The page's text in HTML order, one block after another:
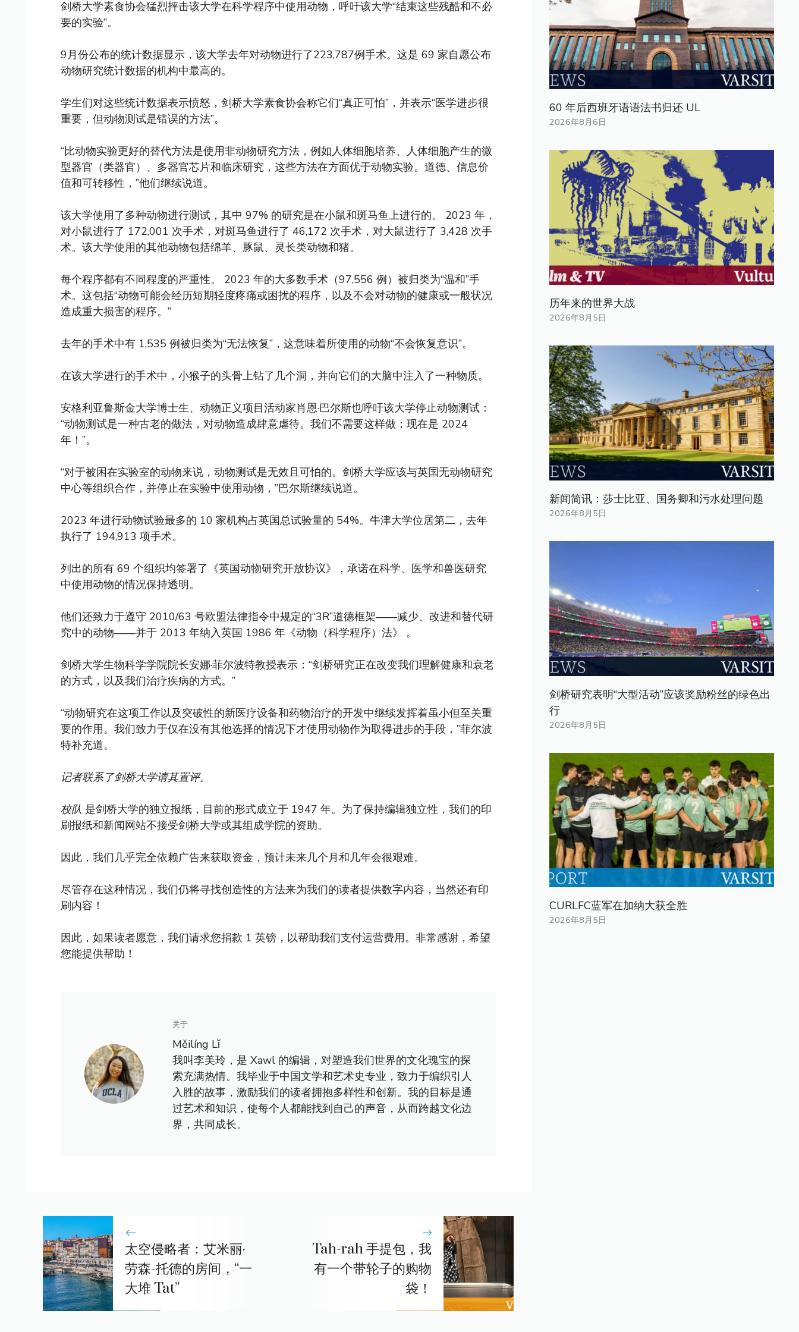
剑桥大学素食协会猛烈抨击该大学在科学程序中使用动物，呼吁该大学“结束这些残酷和不必
要的实验”。
9月份公布的统计数据显示，该大学去年对动物进行了223,787例手术。这是 69 家自愿公布
动物研究统计数据的机构中最高的。
学生们对这些统计数据表示愤怒，剑桥大学素食协会称它们“真正可怕”，并表示“医学进步很
重要，但动物测试是错误的方法”。
“比动物实验更好的替代方法是使用非动物研究方法，例如人体细胞培养、人体细胞产生的微
型器官（类器官）、多器官芯片和临床研究，这些方法在方面优于动物实验。道德、信息价
值和可转移性，”他们继续说道。
该大学使用了多种动物进行测试，其中 97% 的研究是在小鼠和斑马鱼上进行的。 2023 年，
对小鼠进行了 172,001 次手术，对斑马鱼进行了 46,172 次手术，对大鼠进行了 3,428 次手
术。该大学使用的其他动物包括绵羊、豚鼠、灵长类动物和猪。
每个程序都有不同程度的严重性。 2023 年的大多数手术（97,556 例）被归类为“温和”手
术。这包括“动物可能会经历短期轻度疼痛或困扰的程序，以及不会对动物的健康或一般状况
造成重大损害的程序。”
去年的手术中有 1,535 例被归类为“无法恢复”，这意味着所使用的动物“不会恢复意识”。
在该大学进行的手术中，小猴子的头骨上钻了几个洞，并向它们的大脑中注入了一种物质。
安格利亚鲁斯金大学博士生、动物正义项目活动家肖恩·巴尔斯也呼吁该大学停止动物测试：
“动物测试是一种古老的做法，对动物造成肆意虐待。我们不需要这样做；现在是 2024
年！”。
“对于被困在实验室的动物来说，动物测试是无效且可怕的。剑桥大学应该与英国无动物研究
中心等组织合作，并停止在实验中使用动物，”巴尔斯继续说道。
2023 年进行动物试验最多的 10 家机构占英国总试验量的 54%。牛津大学位居第二，去年
执行了 194,913 项手术。
列出的所有 69 个组织均签署了《英国动物研究开放协议》，承诺在科学、医学和兽医研究
中使用动物的情况保持透明。
他们还致力于遵守 2010/63 号欧盟法律指令中规定的“3R”道德框架——减少、改进和替代研
究中的动物——并于 2013 年纳入英国 1986 年《动物（科学程序）法》 。
剑桥大学生物科学学院院长安娜·菲尔波特教授表示：“剑桥研究正在改变我们理解健康和衰老
的方式，以及我们治疗疾病的方式。”
“动物研究在这项工作以及突破性的新医疗设备和药物治疗的开发中继续发挥着虽小但至关重
要的作用。我们致力于仅在没有其他选择的情况下才使用动物作为取得进步的手段，”菲尔波
特补充道。
记者联系了剑桥大学请其置评。
校队 是剑桥大学的独立报纸，目前的形式成立于 1947 年。为了保持编辑独立性，我们的印
刷报纸和新闻网站不接受剑桥大学或其组成学院的资助。
因此，我们几乎完全依赖广告来获取资金，预计未来几个月和几年会很艰难。
尽管存在这种情况，我们仍将寻找创造性的方法来为我们的读者提供数字内容，当然还有印
刷内容！
因此，如果读者愿意，我们请求您捐款 1 英镑，以帮助我们支付运营费用。非常感谢，希望
您能提供帮助！
关于
Měilíng Lǐ
我叫李美玲，是 Xawl 的编辑，对塑造我们世界的文化瑰宝的探
索充满热情。我毕业于中国文学和艺术史专业，致力于编织引人
入胜的故事，激励我们的读者拥抱多样性和创新。我的目标是通
过艺术和知识，使每个人都能找到自己的声音，从而跨越文化边
界，共同成长。
太空侵略者：艾米丽·
劳森-托德的房间，“一
大堆 Tat”
Tah-rah 手提包，我
有一个带轮子的购物
袋！
60 年后西班牙语语法书归还 UL
2026年8月6日
历年来的世界大战
2026年8月5日
新闻简讯：莎士比亚、国务卿和污水处理问题
2026年8月5日
剑桥研究表明“大型活动”应该奖励粉丝的绿色出
行
2026年8月5日
CURLFC蓝军在加纳大获全胜
2026年8月5日